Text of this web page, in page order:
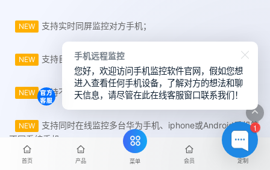
NEW 支持实时同屏监控对方手机；
NEW 支持目标手机键盘输入记录；
NEW 支持不同的手机操作系统和机型互相监控；
NEW
支持同时在线监控多台华为手机、iphone或Android手机等
不同系统手机；
首页 产品 菜单 会员 定制
1
手机远程监控
您好，欢迎访问手机监控软件官网，假如您想
进入查看任何手机设备，了解对方的想法和聊
天信息，请尽管在此在线客服窗口联系我们！